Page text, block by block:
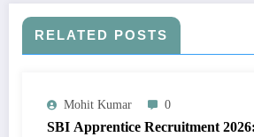
RELATED POSTS
Mohit Kumar 0
SBI Apprentice Recruitment